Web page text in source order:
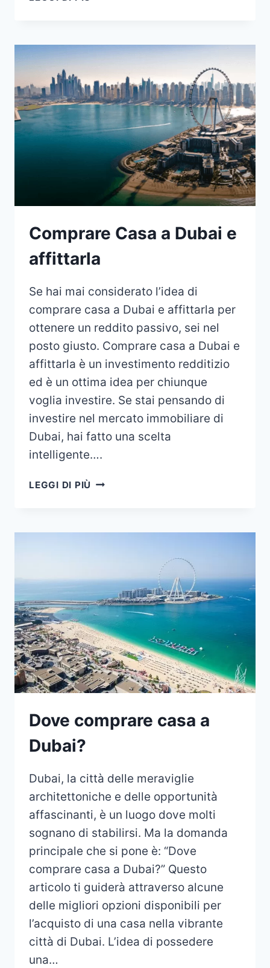
NEL
Comprare Casa a Dubai e
affittarla
Se hai mai considerato l’idea di
comprare casa a Dubai e affittarla per
ottenere un reddito passivo, sei nel
posto giusto. Comprare casa a Dubai e
affittarla è un investimento redditizio
ed è un ottima idea per chiunque
voglia investire. Se stai pensando di
investire nel mercato immobiliare di
Dubai, hai fatto una scelta
intelligente….
LEGGI DI PIÙ COMPRARE
Dove comprare casa a
Dubai?
Dubai, la città delle meraviglie
architettoniche e delle opportunità
affascinanti, è un luogo dove molti
sognano di stabilirsi. Ma la domanda
principale che si pone è: “Dove
comprare casa a Dubai?” Questo
articolo ti guiderà attraverso alcune
delle migliori opzioni disponibili per
l’acquisto di una casa nella vibrante
città di Dubai. L’idea di possedere
una…